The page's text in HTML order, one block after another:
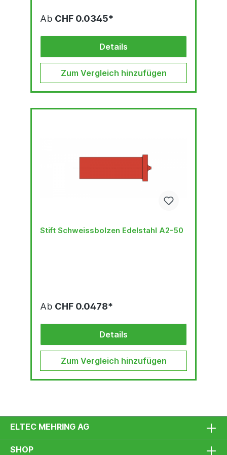
Ab CHF 0.0345*
Details
Zum Vergleich hinzufügen
Stift Schweissbolzen Edelstahl A2-50
Ab CHF 0.0478*
Details
Zum Vergleich hinzufügen
ELTEC MEHRING AG
SHOP